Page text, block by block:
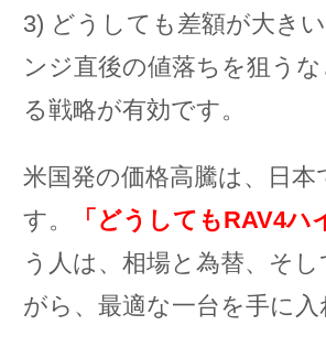
3) どうしても差額が大き
ンジ直後の値落ちを狙う
る戦略が有効です。
米国発の価格高騰は、日
す。
「どうしてもRAV4
う人は、相場と為替、そ
がら、最適な一台を手に